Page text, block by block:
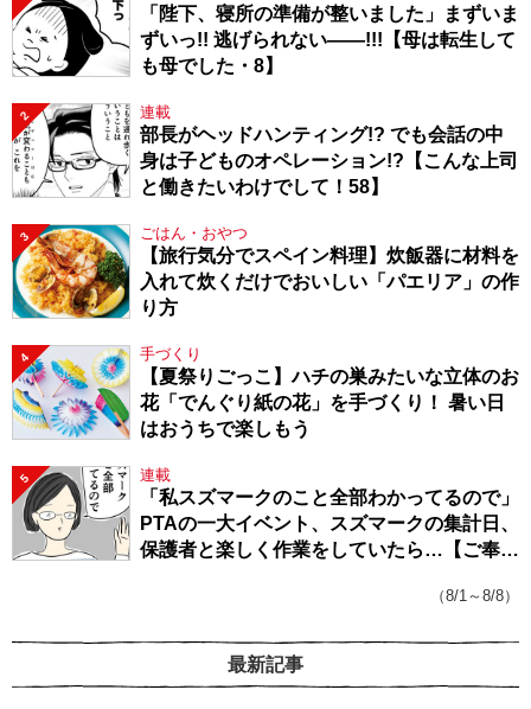
「陛下、寝所の準備が整いました」まずいま
ずいっ!! 逃げられない――!!!【母は転生して
も母でした・8】
2 連載
部長がヘッドハンティング!? でも会話の中
身は子どものオペレーション!?【こんな上司
と働きたいわけでして！58】
3 ごはん・おやつ
【旅行気分でスペイン料理】炊飯器に材料を
入れて炊くだけでおいしい「パエリア」の作
り方
4 手づくり
【夏祭りごっこ】ハチの巣みたいな立体のお
花「でんぐり紙の花」を手づくり！ 暑い日
はおうちで楽しもう
5 連載
「私スズマークのこと全部わかってるので」
PTAの一大イベント、スズマークの集計日、
保護者と楽しく作業をしていたら…【ご奉仕
（8/1～8/8）
最新記事